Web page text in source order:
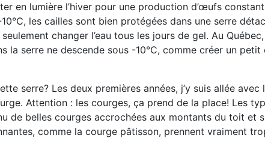
en lumière l’hiver pour une production d’œufs
les cailles sont bien protégées dans une serre
changer l’eau tous les jours de gel. Au
serre ne descende sous -10°C, comme créer un petit
serre? Les deux premières années, j’y suis allée avec
Attention : les courges, ça prend de la place! Les
de belles courges accrochées aux montants du toit et
comme la courge pâtisson, prennent vraiment